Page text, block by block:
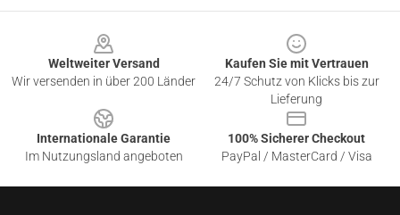
Weltweiter Versand
Wir versenden in über 200 Länder
Kaufen Sie mit Vertrauen
24/7 Schutz von Klicks bis zur
Lieferung
Internationale Garantie
Im Nutzungsland angeboten
100% Sicherer Checkout
PayPal / MasterCard / Visa